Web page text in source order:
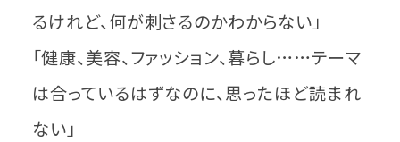
るけれど、何が刺さるのかわからない」
「健康、美容、ファッション、暮らし……テーマ
は合っているはずなのに、思ったほど読まれ
ない」